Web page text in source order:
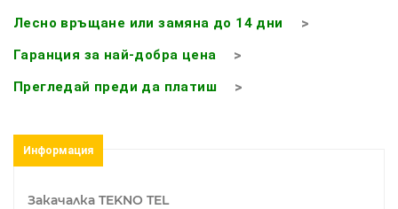
Лесно връщане или замяна до 14 дни
Гаранция за най-добра цена
Прегледай преди да платиш
Информация
Закачалка TEKNO TEL